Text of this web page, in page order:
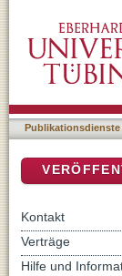
Publikationsdienste
Kontakt
Verträge
Hilfe und